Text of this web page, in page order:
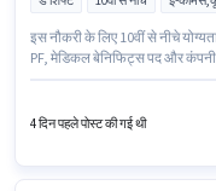
इस नौकरी के लिए 10वीं से नीचे
PF, मेडिकल बेनिफिट्स पद और
महीने वर्ष के अनुभव वाले के लिए खुली
4 दिन पहले पोस्ट की गई थी